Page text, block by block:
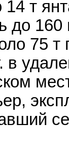
т
до
75 т
в